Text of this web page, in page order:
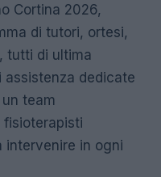
Cortina 2026,
di tutori, ortesi,
tutti di ultima
assistenza dedicate
team
fisioterapisti
intervenire in ogni